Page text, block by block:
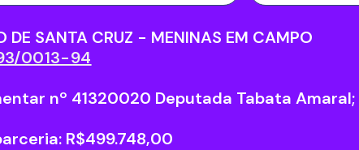
DE SANTA CRUZ - MENINAS EM CAMPO
0013-94
nº 41320020 Deputada Tabata Amaral;
R$499.748,00